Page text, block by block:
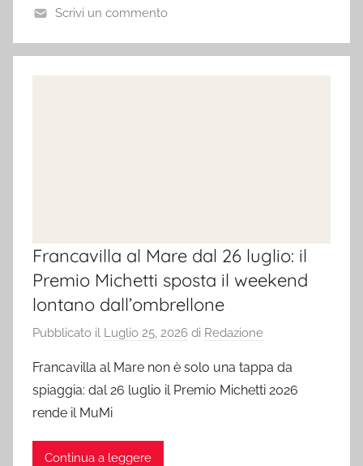
Scrivi un commento
Francavilla al Mare dal 26 luglio: il
Premio Michetti sposta il weekend
lontano dall’ombrellone
Pubblicato il Luglio 25, 2026 di Redazione
Francavilla al Mare non è solo una tappa da
spiaggia: dal 26 luglio il Premio Michetti 2026
rende il MuMi
Continua a leggere